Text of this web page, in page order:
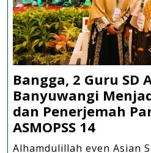
Bangga, 2 Guru SD
Banyuwangi
dan Penerjemah
ASMOPSS 14Bangga,
2
Alhamdulillah even Asian